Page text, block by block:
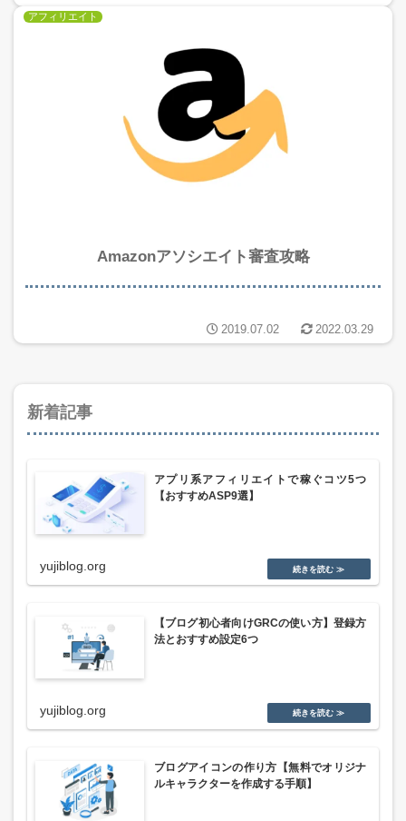
アフィリエイト
Amazonアソシエイト審査攻略
2019.07.02 2022.03.29
新着記事
アプリ系アフィリエイトで稼ぐコツ5つ
【おすすめASP9選】
yujiblog.org
【ブログ初心者向けGRCの使い方】登録方
法とおすすめ設定6つ
yujiblog.org
ブログアイコンの作り方【無料でオリジナ
ルキャラクターを作成する手順】